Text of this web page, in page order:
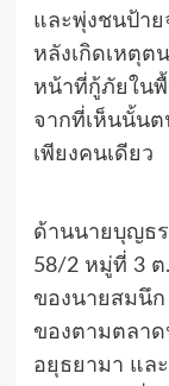
และพุ่งชนป้าย
หลังเกิดเหตุต
หน้าที่กู้ภัยใน
จากที่เห็นนั้นต
เพียงคนเดียว
ด้านนายบุญธ
58/2 หมู่ที่ 3 ต
ของนายสมนึ
ของตามตลา
อยุธยามา แล